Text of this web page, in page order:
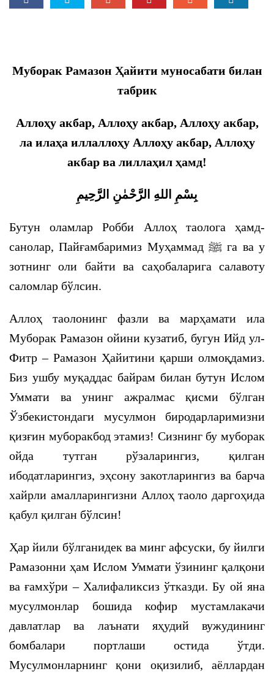
Муборак Рамазон Ҳайити муносабати билан
табрик
Аллоҳу акбар, Аллоҳу акбар, Аллоҳу акбар,
ла илаҳа иллаллоҳу Аллоҳу акбар, Аллоҳу
акбар ва лиллаҳил ҳамд!
بِسْمِ اللهِ الرَّحْمٰنِ الرَّحِيمِ
Бутун оламлар Робби Аллоҳ таолога ҳамд-
санолар, Пайғамбаримиз Муҳаммад ﷺ га ва у
зотнинг оли байти ва саҳобаларига салавоту
саломлар бўлсин.
Аллоҳ таолонинг фазли ва марҳамати ила
Муборак Рамазон ойини кузатиб, бугун Ийд ул-
Фитр – Рамазон Ҳайитини қарши олмоқдамиз.
Биз ушбу муқаддас байрам билан бутун Ислом
Уммати ва унинг ажралмас қисми бўлган
Ўзбекистондаги мусулмон биродарларимизни
қизғин муборакбод этамиз! Сизнинг бу муборак
ойда тутган рўзаларингиз, қилган
ибодатларингиз, эҳсону закотларингиз ва барча
хайрли амалларингизни Аллоҳ таоло даргоҳида
қабул қилган бўлсин!
Ҳар йили бўлганидек ва минг афсуски, бу йилги
Рамазонни ҳам Ислом Уммати ўзининг қалқони
ва ғамхўри – Халифаликсиз ўтказди. Бу ой яна
мусулмонлар бошида кофир мустамлакачи
давлатлар ва лаънати яҳудий вужудининг
бомбалари портлаши остида ўтди.
Мусулмонларнинг қони оқизилиб, аёллардан